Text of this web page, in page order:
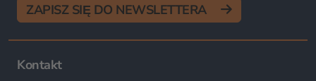
ZAPISZ SIĘ DO NEWSLETTERA
Kontakt